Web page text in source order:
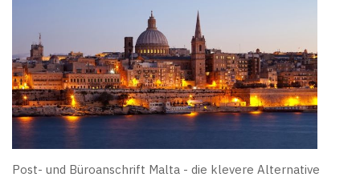
Post- und Büroanschrift Malta - die klevere Alternative